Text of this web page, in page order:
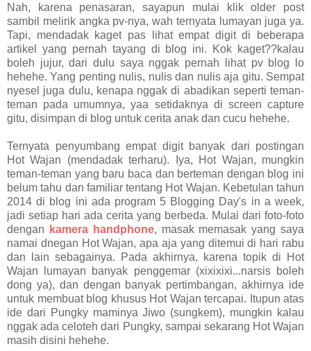
Nah, karena penasaran, sayapun mulai klik older post
sambil melirik angka pv-nya, wah ternyata lumayan juga ya.
Tapi, mendadak kaget pas lihat empat digit di beberapa
artikel yang pernah tayang di blog ini. Kok kaget??kalau
boleh jujur, dari dulu saya nggak pernah lihat pv blog lo
hehehe. Yang penting nulis, nulis dan nulis aja gitu. Sempat
nyesel juga dulu, kenapa nggak di abadikan seperti teman-
teman pada umumnya, yaa setidaknya di screen capture
gitu, disimpan di blog untuk cerita anak dan cucu hehehe.
Ternyata penyumbang empat digit banyak dari postingan
Hot Wajan (mendadak terharu). Iya, Hot Wajan, mungkin
teman-teman yang baru baca dan berteman dengan blog ini
belum tahu dan familiar tentang Hot Wajan. Kebetulan tahun
2014 di blog ini ada program 5 Blogging Day's in a week,
jadi setiap hari ada cerita yang berbeda. Mulai dari foto-foto
dengan
kamera handphone, masak memasak yang saya
namai dnegan Hot Wajan, apa aja yang ditemui di hari rabu
dan lain sebagainya. Pada akhirnya, karena topik di Hot
Wajan lumayan banyak penggemar (xixixixi...narsis boleh
dong ya), dan dengan banyak pertimbangan, akhirnya ide
untuk membuat blog khusus Hot Wajan tercapai. Itupun atas
ide dari Pungky maminya Jiwo (sungkem), mungkin kalau
nggak ada celoteh dari Pungky, sampai sekarang Hot Wajan
masih disini hehehe.